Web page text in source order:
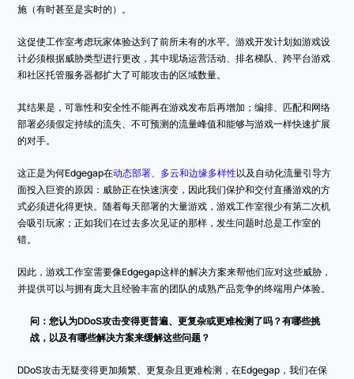
施（有时甚至是实时的）。
这促使工作室考虑玩家体验达到了前所未有的水平。游戏开发计划如游戏设
计必须根据威胁类型进行更改，其中现场运营活动、排名梯队、跨平台游戏
和社区托管服务器都扩大了可能攻击的区域数量。
其结果是，可靠性和安全性不能再在游戏发布后再增加；编排、匹配和网络
部署必须假定持续的流失、不可预测的流量峰值和能够与游戏一样快速扩展
的对手。
这正是为何Edgegap在动态部署、多云和边缘多样性以及自动化流量引导方
面投入巨资的原因：威胁正在快速演变，因此我们保护和交付直播游戏的方
式必须进化得更快。随着每天部署的大量游戏，游戏工作室很少有第二次机
会吸引玩家；正如我们在过去多次见证的那样，发生问题时总是工作室的
错。
因此，游戏工作室需要像Edgegap这样的解决方案来帮他们应对这些威胁，
并提供可以与拥有庞大且经验丰富的团队的成熟产品竞争的终端用户体验。
问：您认为DDoS攻击变得更普遍、更复杂或更难检测了吗？有哪些挑
战，以及有哪些解决方案来缓解这些问题？
DDoS攻击无疑变得更加频繁、更复杂且更难检测，在Edgegap，我们在保